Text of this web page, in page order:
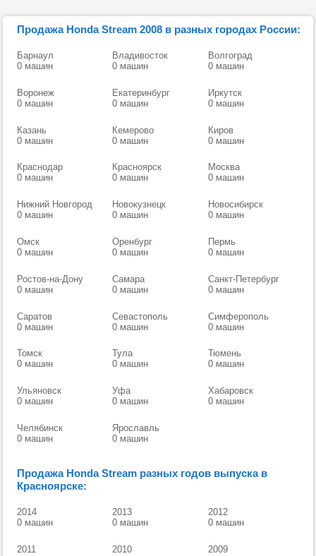
Продажа Honda Stream 2008 в разных городах России:
Барнаул
0 машин
Владивосток
0 машин
Волгоград
0 машин
Воронеж
0 машин
Екатеринбург
0 машин
Иркутск
0 машин
Казань
0 машин
Кемерово
0 машин
Киров
0 машин
Краснодар
0 машин
Красноярск
0 машин
Москва
0 машин
Нижний Новгород
0 машин
Новокузнецк
0 машин
Новосибирск
0 машин
Омск
0 машин
Оренбург
0 машин
Пермь
0 машин
Ростов-на-Дону
0 машин
Самара
0 машин
Санкт-Петербург
0 машин
Саратов
0 машин
Севастополь
0 машин
Симферополь
0 машин
Томск
0 машин
Тула
0 машин
Тюмень
0 машин
Ульяновск
0 машин
Уфа
0 машин
Хабаровск
0 машин
Челябинск
0 машин
Ярославль
0 машин
Продажа Honda Stream разных годов выпуска в
Красноярске:
2014
0 машин
2013
0 машин
2012
0 машин
2011
2010
2009